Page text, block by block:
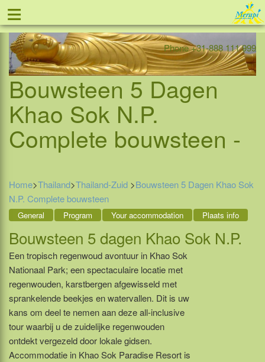
Offer
≡
Phone +31-888 111 999
Bouwsteen 5 Dagen
Khao Sok N.P.
Complete bouwsteen -
Home>Thailand>Thailand-Zuid >Bouwsteen 5 Dagen Khao Sok
N.P. Complete bouwsteen
General Program Your accommodation Plaats info
Bouwsteen 5 dagen Khao Sok N.P.
Een tropisch regenwoud avontuur in Khao Sok
Nationaal Park; een spectaculaire locatie met
regenwouden, karstbergen afgewisseld met
sprankelende beekjes en watervallen. Dit is uw
kans om deel te nemen aan deze all-inclusive
tour waarbij u de zuidelijke regenwouden
ontdekt vergezeld door lokale gidsen.
Accommodatie in Khao Sok Paradise Resort is